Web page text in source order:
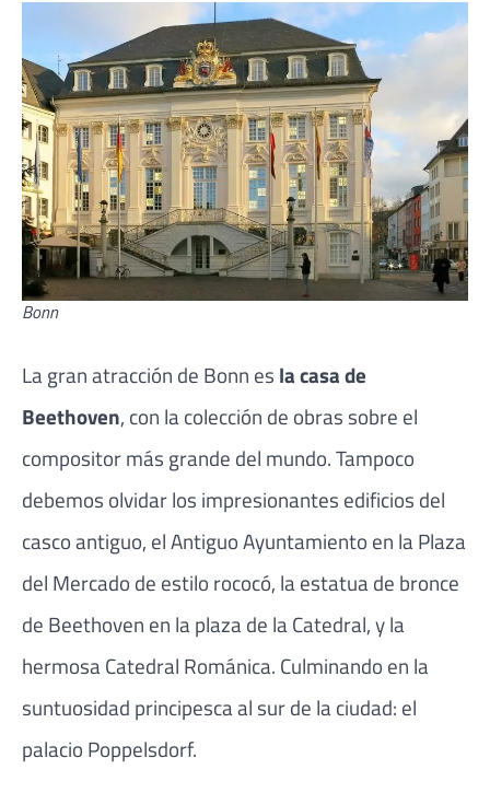
Bonn
La gran atracción de Bonn es la casa de
Beethoven, con la colección de obras sobre el
compositor más grande del mundo. Tampoco
debemos olvidar los impresionantes edificios del
casco antiguo, el Antiguo Ayuntamiento en la Plaza
del Mercado de estilo rococó, la estatua de bronce
de Beethoven en la plaza de la Catedral, y la
hermosa Catedral Románica. Culminando en la
suntuosidad principesca al sur de la ciudad: el
palacio Poppelsdorf.